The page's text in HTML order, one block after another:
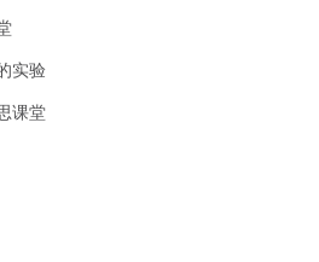
实验
课堂